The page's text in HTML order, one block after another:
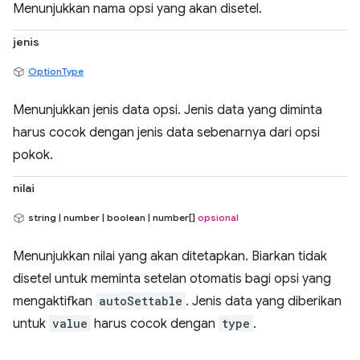
Menunjukkan nama opsi yang akan disetel.
jenis
OptionType
Menunjukkan jenis data opsi. Jenis data yang diminta
harus cocok dengan jenis data sebenarnya dari opsi
pokok.
nilai
string | number | boolean | number[] opsional
Menunjukkan nilai yang akan ditetapkan. Biarkan tidak
disetel untuk meminta setelan otomatis bagi opsi yang
mengaktifkan autoSettable . Jenis data yang diberikan
untuk value harus cocok dengan type .